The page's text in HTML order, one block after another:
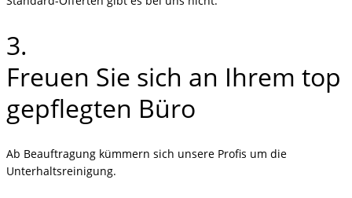
3.
Freuen Sie sich an Ihrem top
gepflegten Büro
Ab Beauftragung kümmern sich unsere Profis um die
Unterhaltsreinigung.